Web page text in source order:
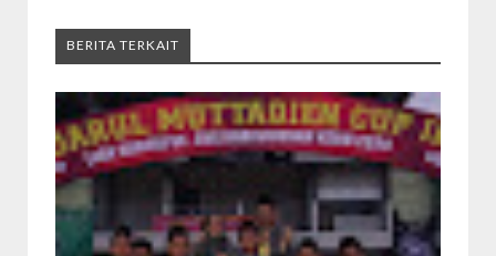
BERITA TERKAIT